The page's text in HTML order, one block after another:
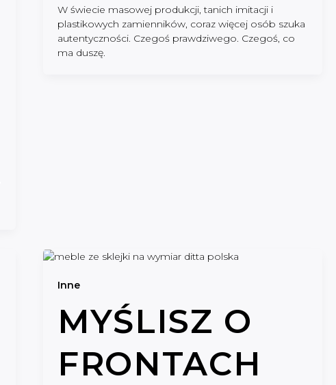
W świecie masowej produkcji, tanich imitacji i
plastikowych zamienników, coraz więcej osób szuka
autentyczności. Czegoś prawdziwego. Czegoś, co
ma duszę.
Inne
MYŚLISZ O
FRONTACH